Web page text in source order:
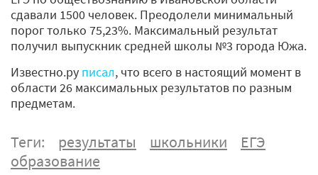
сдавали 1500 человек. Преодолели минимальный
порог только 75,23%. Максимальный результат
получил выпускник средней школы №3 города Южа.
Известно.ру писал, что всего в настоящий момент в
области 26 максимальных результатов по разным
предметам.
Теги: результаты школьники
ЕГЭ
образование